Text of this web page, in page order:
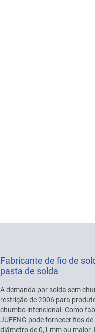
Fabricante de fio de
pasta de solda
A demanda por solda sem
restrição de 2006 para
chumbo intencional. Como
JUFENG pode fornecer fios
diâmetro de 0,1 mm ou